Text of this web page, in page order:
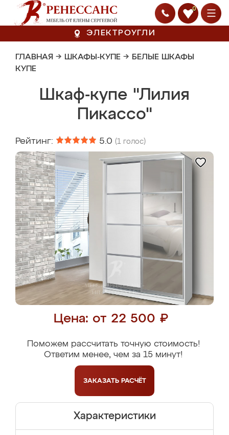
0
ЭЛЕКТРОУГЛИ
ГЛАВНАЯ → ШКАФЫ-КУПЕ → БЕЛЫЕ ШКАФЫ
КУПЕ
Шкаф-купе "Лилия
Пикассо"
Рейтинг: 5.0 (1 голос)
Цена: от 22 500 ₽
Поможем рассчитать точную стоимость!
Ответим менее, чем за 15 минут!
ЗАКАЗАТЬ РАСЧЁТ
Характеристики